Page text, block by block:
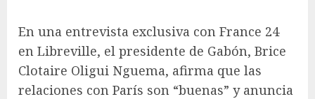
En una entrevista exclusiva con France 24
en Libreville, el presidente de Gabón, Brice
Clotaire Oligui Nguema, afirma que las
relaciones con París son “buenas” y anuncia